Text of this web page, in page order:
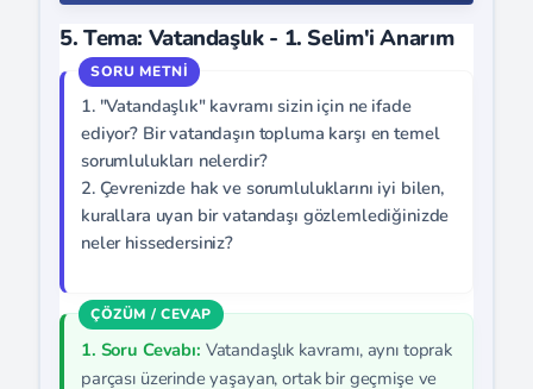
5. Tema: Vatandaşlık - 1. Selim'i Anarım
1. "Vatandaşlık" kavramı sizin için ne ifade
ediyor? Bir vatandaşın topluma karşı en temel
sorumlulukları nelerdir?
2. Çevrenizde hak ve sorumluluklarını iyi bilen,
kurallara uyan bir vatandaşı gözlemlediğinizde
neler hissedersiniz?
1. Soru Cevabı: Vatandaşlık kavramı, aynı toprak
parçası üzerinde yaşayan, ortak bir geçmişe ve